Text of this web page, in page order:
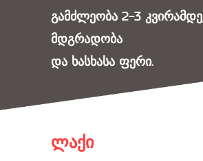
გამძლეობა 2-3 კვირამდე,
მდგრადობა
და ხასხასა ფერი.
ლაქი